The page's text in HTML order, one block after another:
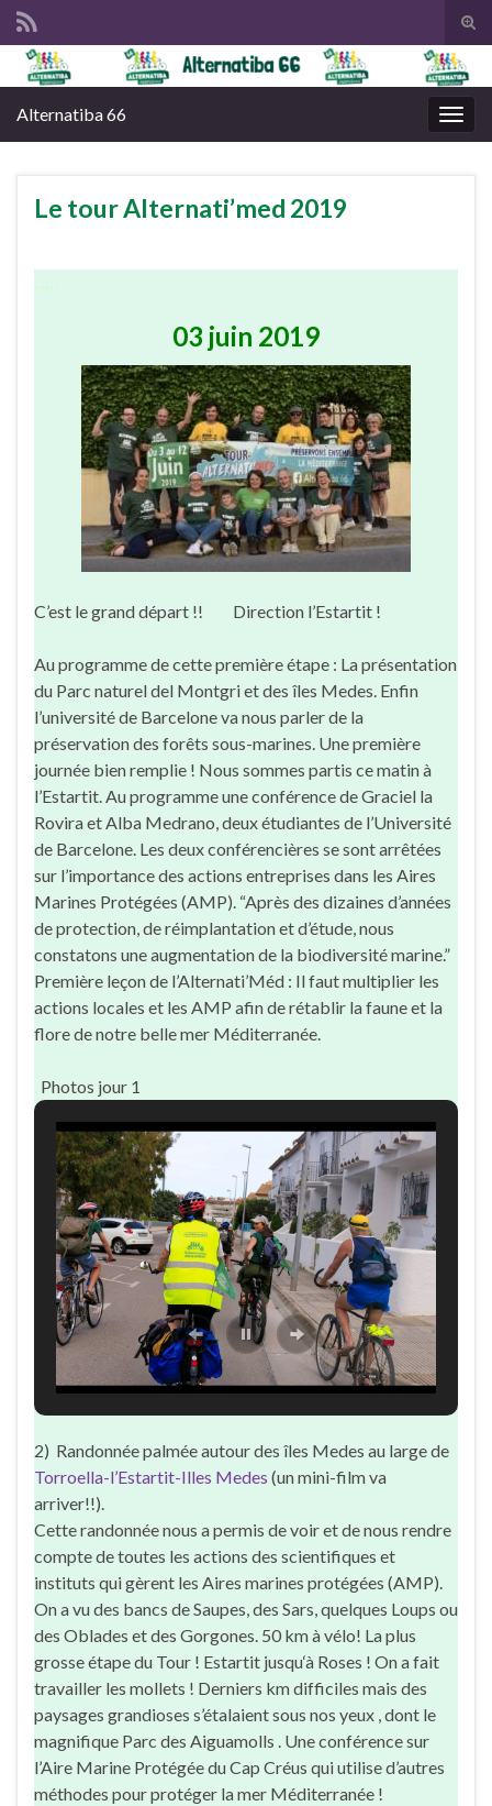
Search for:
Alternatiba 66
Le tour Alternati’med 2019
…..
03 juin 2019
C’est le grand départ !! Direction l’Estartit !
Au programme de cette première étape : La présentation
du Parc naturel del Montgri et des îles Medes. Enfin
l’université de Barcelone va nous parler de la
préservation des forêts sous-marines. Une première
journée bien remplie ! Nous sommes partis ce matin à
l’Estartit. Au programme une conférence de Graciel la
Rovira et Alba Medrano, deux étudiantes de l’Université
de Barcelone. Les deux conférencières se sont arrêtées
sur l’importance des actions entreprises dans les Aires
Marines Protégées (AMP). “Après des dizaines d’années
de protection, de réimplantation et d’étude, nous
constatons une augmentation de la biodiversité marine.”
Première leçon de l’Alternati’Méd : Il faut multiplier les
actions locales et les AMP afin de rétablir la faune et la
flore de notre belle mer Méditerranée.
. Photos jour 1
2) Randonnée palmée autour des îles Medes au large de
Torroella-l’Estartit-Illes Medes (un mini-film va
arriver!!).
Cette randonnée nous a permis de voir et de nous rendre
compte de toutes les actions des scientifiques et
instituts qui gèrent les Aires marines protégées (AMP).
On a vu des bancs de Saupes, des Sars, quelques Loups ou
des Oblades et des Gorgones. 50 km à vélo! La plus
grosse étape du Tour ! Estartit jusqu‘à Roses ! On a fait
travailler les mollets ! Derniers km difficiles mais des
paysages grandioses s’étalaient sous nos yeux , dont le
magnifique Parc des Aiguamolls . Une conférence sur
l’Aire Marine Protégée du Cap Créus qui utilise d’autres
méthodes pour protéger la mer Méditerranée !